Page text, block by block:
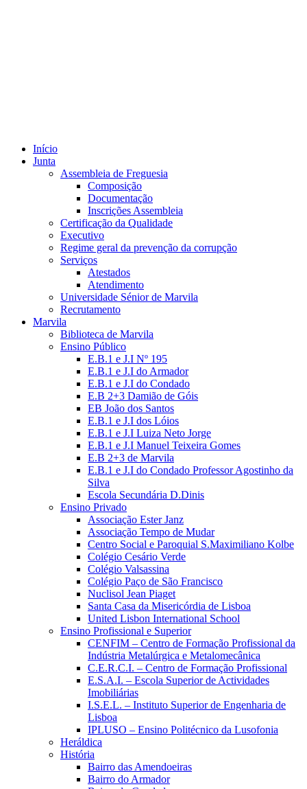
Início
Junta
Assembleia de Freguesia
Composição
Documentação
Inscrições Assembleia
Certificação da Qualidade
Executivo
Regime geral da prevenção da corrupção
Serviços
Atestados
Atendimento
Universidade Sénior de Marvila
Recrutamento
Marvila
Biblioteca de Marvila
Ensino Público
E.B.1 e J.I Nº 195
E.B.1 e J.I do Armador
E.B.1 e J.I do Condado
E.B 2+3 Damião de Góis
EB João dos Santos
E.B.1 e J.I dos Lóios
E.B.1 e J.I Luiza Neto Jorge
E.B.1 e J.I Manuel Teixeira Gomes
E.B 2+3 de Marvila
E.B.1 e J.I do Condado Professor Agostinho da
Silva
Escola Secundária D.Dinis
Ensino Privado
Associação Ester Janz
Associação Tempo de Mudar
Centro Social e Paroquial S.Maximiliano Kolbe
Colégio Cesário Verde
Colégio Valsassina
Colégio Paço de São Francisco
Nuclisol Jean Piaget
Santa Casa da Misericórdia de Lisboa
United Lisbon International School
Ensino Profissional e Superior
CENFIM – Centro de Formação Profissional da
Indústria Metalúrgica e Metalomecânica
C.E.R.C.I. – Centro de Formação Profissional
E.S.A.I. – Escola Superior de Actividades
Imobiliárias
I.S.E.L. – Instituto Superior de Engenharia de
Lisboa
IPLUSO – Ensino Politécnico da Lusofonia
Heráldica
História
Bairro das Amendoeiras
Bairro do Armador